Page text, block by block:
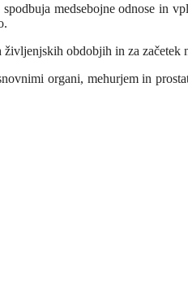
medsebojne odnose in
obdobjih in za začetek
organi, mehurjem in